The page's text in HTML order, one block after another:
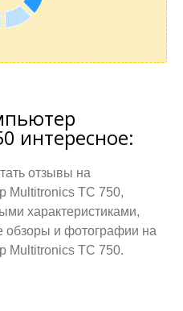
интересное:
отзывы на
Multitronics TC 750,
характеристиками,
обзоры и фотографии на
Multitronics TC 750.